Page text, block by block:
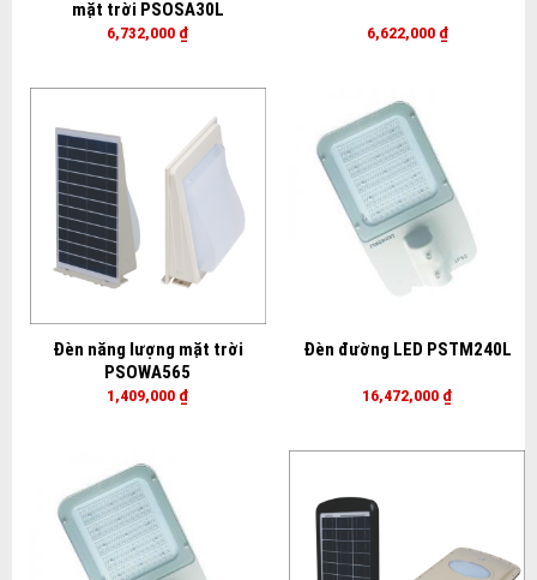
mặt trời PSOSA30L
6,732,000 ₫ 6,622,000 ₫
Đèn năng lượng mặt trời
PSOWA565
1,409,000 ₫
Đèn đường LED PSTM240L
16,472,000 ₫